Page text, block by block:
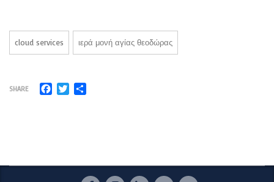
cloud services ιερά μονή αγίας θεοδώρας
SHARE Facebook
Twitter